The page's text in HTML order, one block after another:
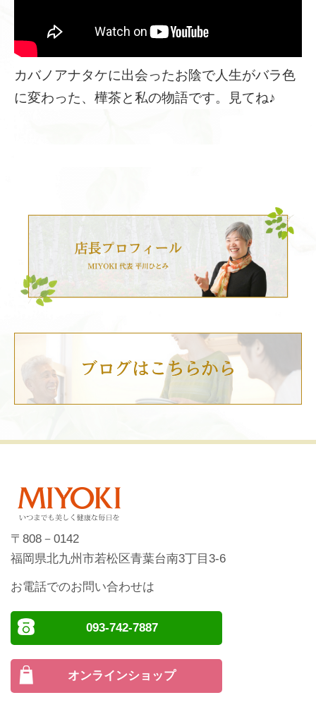
カバノアナタケに出会ったお陰で人生がバラ色
に変わった、樺茶と私の物語です。見てね♪
〒808－0142
福岡県北九州市若松区青葉台南3丁目3-6
お電話でのお問い合わせは
093-742-7887
オンラインショップ